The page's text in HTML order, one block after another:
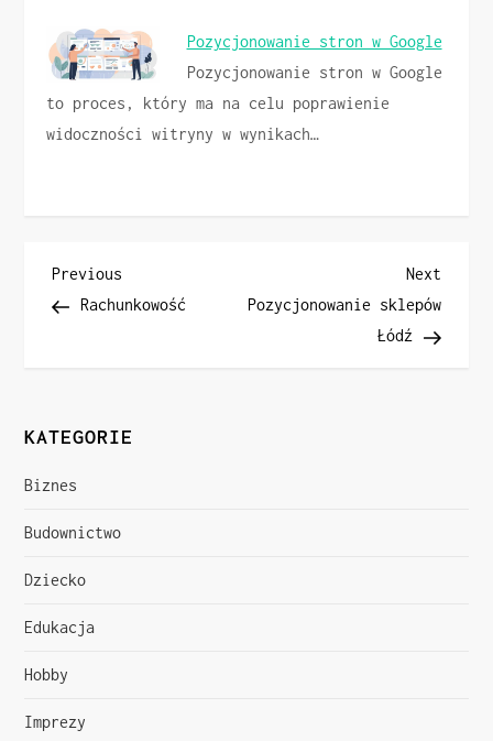
Pozycjonowanie stron w Google
Pozycjonowanie stron w Google
to proces, który ma na celu poprawienie
widoczności witryny w wynikach…
N
i
g
a
c
j
a
w
Previous
Post
Previous
Rachunkowość
Next
Post
Next
Pozycjonowanie sklepów
Łódź
KATEGORIE
Biznes
Budownictwo
Dziecko
Edukacja
Hobby
Imprezy